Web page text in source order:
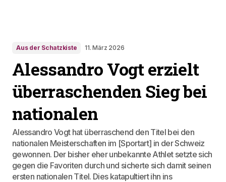
Aus der Schatzkiste 11. März 2026
Alessandro Vogt erzielt
überraschenden Sieg bei
nationalen
Alessandro Vogt hat überraschend den Titel bei den
nationalen Meisterschaften im [Sportart] in der Schweiz
gewonnen. Der bisher eher unbekannte Athlet setzte sich
gegen die Favoriten durch und sicherte sich damit seinen
ersten nationalen Titel. Dies katapultiert ihn ins